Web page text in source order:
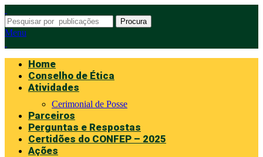
Procura
Menu
Home
Conselho de Ética
Atividades
Cerimonial de Posse
Parceiros
Perguntas e Respostas
Certidões do CONFEP – 2025
Ações